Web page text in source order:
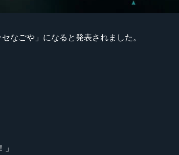
セなごや」になると発表されました。